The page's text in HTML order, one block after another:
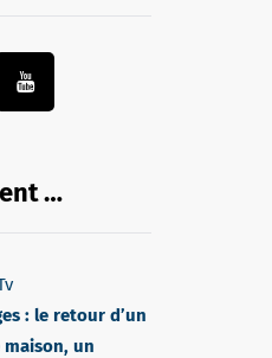
…
: le retour d’un
un